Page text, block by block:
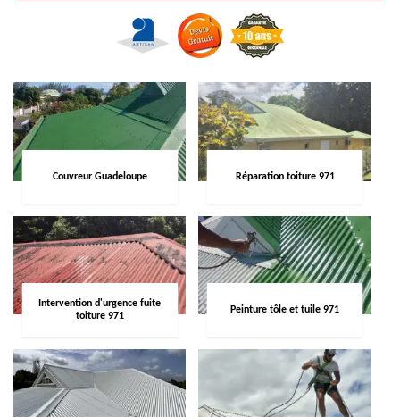
Couvreur Guadeloupe Réparation toiture 971
Intervention d'urgence fuite
toiture 971
Peinture tôle et tuile 971